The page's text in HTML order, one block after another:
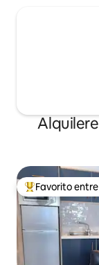
De los mejores
Favorito